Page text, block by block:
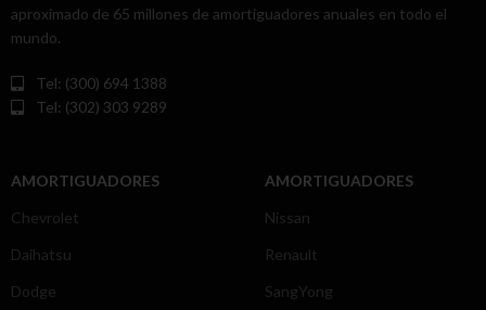
aproximado de 65 millones de amortiguadores anuales en todo el
mundo.
Tel: (300) 694 1388
Tel: (302) 303 9289
AMORTIGUADORES
Chevrolet
Daihatsu
Dodge
AMORTIGUADORES
Nissan
Renault
SangYong